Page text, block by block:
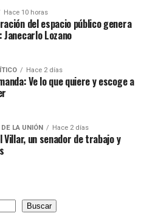
Hace 10 horas
del espacio público genera
Lozano
Hace 2 días
Ve lo que quiere y escoge a
LA UNIÓN Hace 2 días
Villar, un senador de trabajo y
Buscar